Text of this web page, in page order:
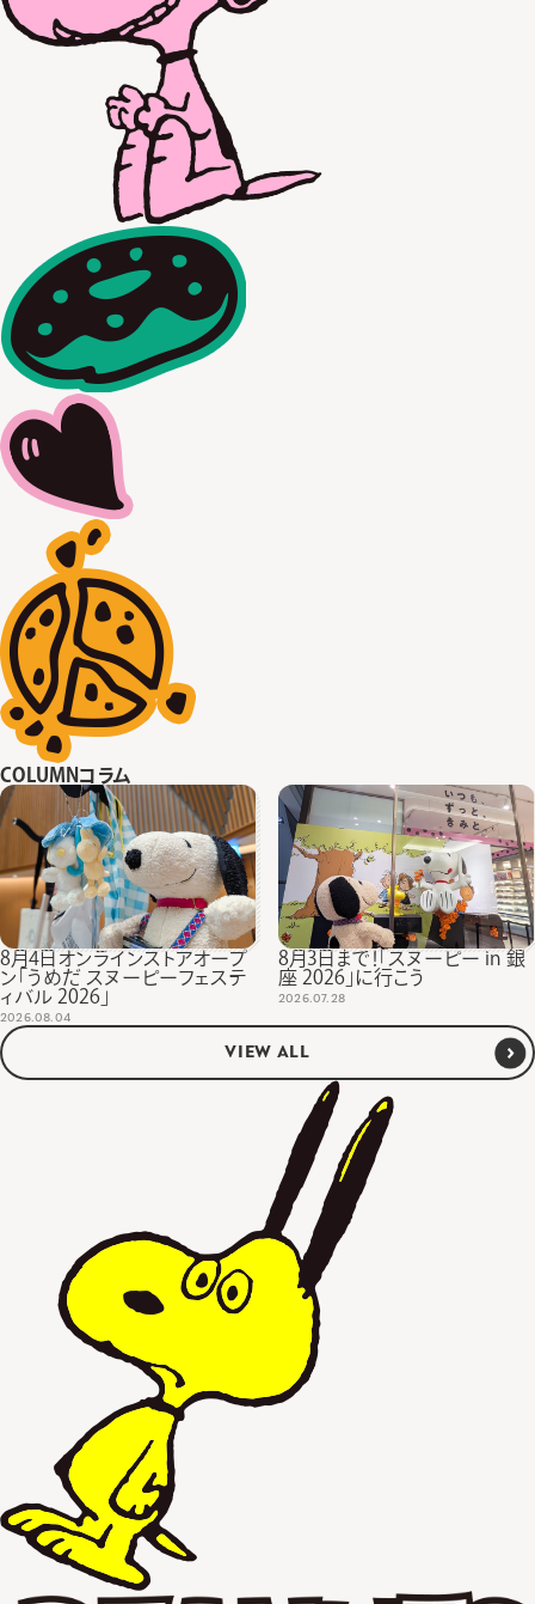
COLUMNコラム
8月4日オンラインストアオープ
ン「うめだ スヌーピーフェステ
ィバル 2026」
2026.08.04
8月3日まで！「スヌーピー in 銀
座 2026」に行こう
2026.07.28
VIEW ALL